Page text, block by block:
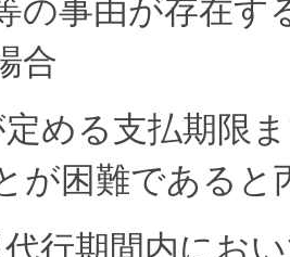
の事由が存在す
合
定める支払期限
が困難であると
代行期間内にお